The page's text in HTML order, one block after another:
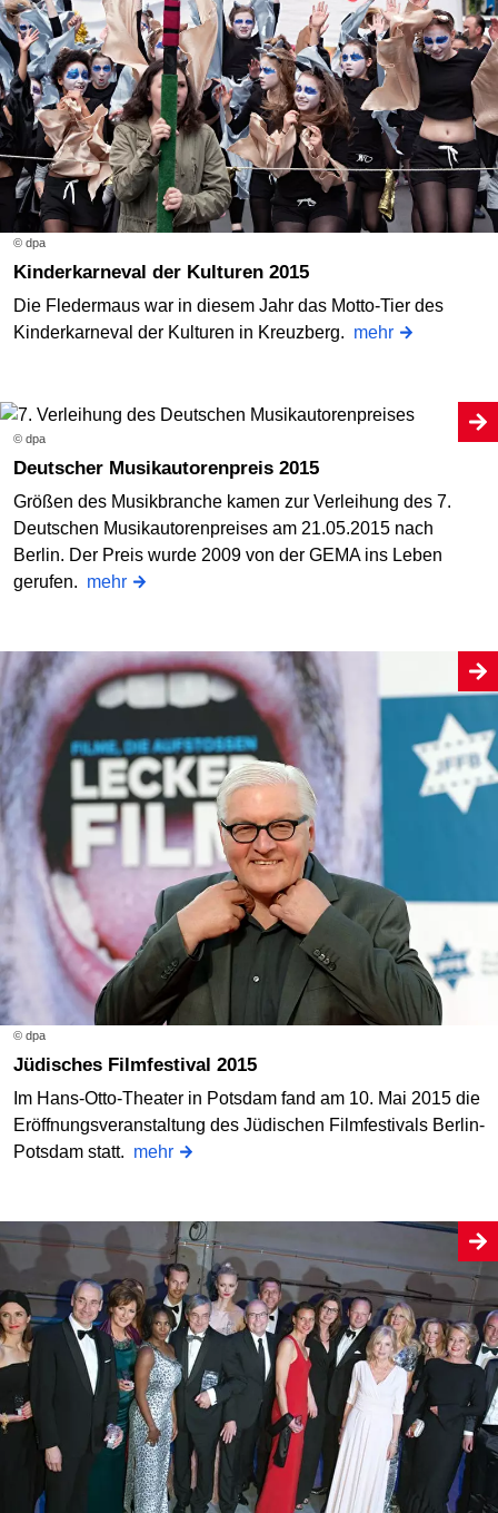
© dpa
Kinderkarneval der Kulturen 2015
Die Fledermaus war in diesem Jahr das Motto-Tier des
Kinderkarneval der Kulturen in Kreuzberg. mehr
© dpa
Deutscher Musikautorenpreis 2015
Größen des Musikbranche kamen zur Verleihung des 7.
Deutschen Musikautorenpreises am 21.05.2015 nach
Berlin. Der Preis wurde 2009 von der GEMA ins Leben
gerufen. mehr
© dpa
Jüdisches Filmfestival 2015
Im Hans-Otto-Theater in Potsdam fand am 10. Mai 2015 die
Eröffnungsveranstaltung des Jüdischen Filmfestivals Berlin-
Potsdam statt. mehr